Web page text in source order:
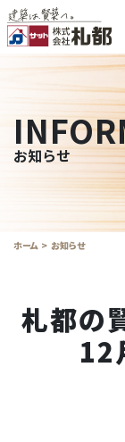
お知らせ
ホーム お知らせ
札都の
12